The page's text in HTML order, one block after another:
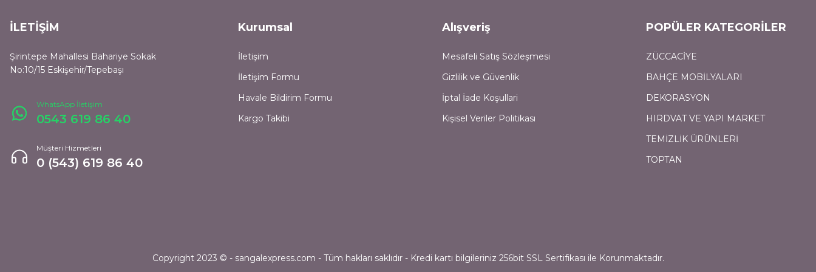
İLETİŞİM
Şirintepe Mahallesi Bahariye Sokak
No:10/15 Eskişehir/Tepebaşı
WhatsApp İletişim
0543 619 86 40
Müşteri Hizmetleri
0 (543) 619 86 40
Kurumsal
İletişim
İletişim Formu
Havale Bildirim Formu
Kargo Takibi
Alışveriş
Mesafeli Satış Sözleşmesi
Gizlilik ve Güvenlik
İptal İade Koşullari
Kişisel Veriler Politikası
POPÜLER KATEGORİLER
ZÜCCACİYE
BAHÇE MOBİLYALARI
DEKORASYON
HIRDVAT VE YAPI MARKET
TEMİZLİK ÜRÜNLERİ
TOPTAN
Copyright 2023 © - sangalexpress.com - Tüm hakları saklıdır - Kredi kartı bilgileriniz 256bit SSL Sertifikası ile Korunmaktadır.